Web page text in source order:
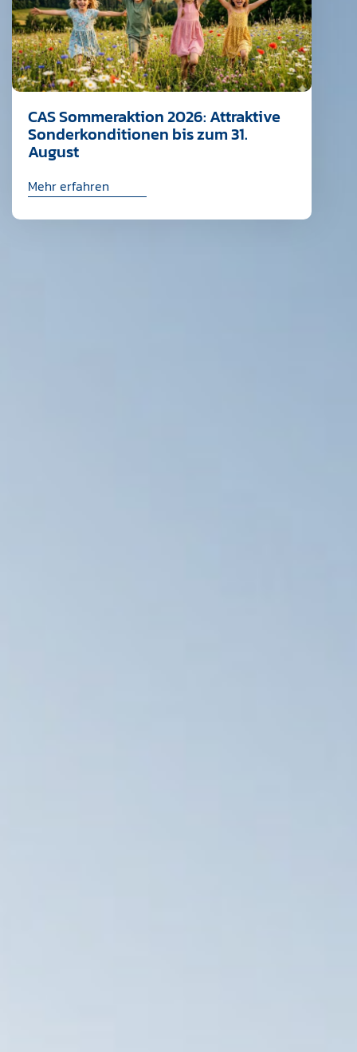
CAS Sommeraktion 2026: Attraktive
Sonderkonditionen bis zum 31.
August
Mehr erfahren